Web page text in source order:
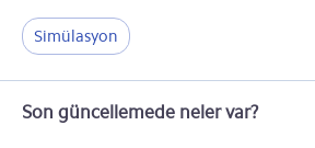
Simülasyon
Son güncellemede neler var?